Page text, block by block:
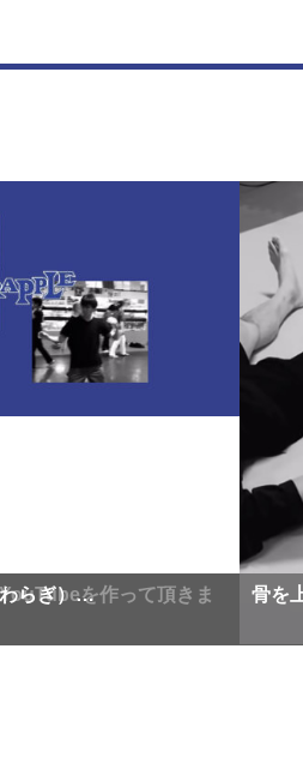
を作って頂きま
らぎ）…を作って頂きま
らぎ）… 急所
骨を
急所
骨を